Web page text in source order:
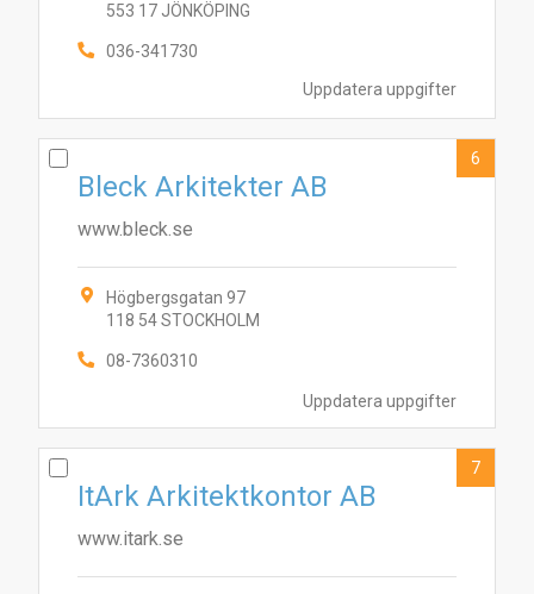
Uppdatera uppgifter
553 17 JÖNKÖPING
036-341730
Uppdatera uppgifter
Bleck Arkitekter AB
www.bleck.se
Högbergsgatan 97
118 54 STOCKHOLM
08-7360310
6
ItArk Arkitektkontor AB
www.itark.se
7